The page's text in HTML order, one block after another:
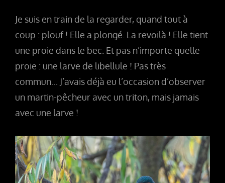
Je suis en train de la regarder, quand tout à
coup : plouf ! Elle a plongé. La revoilà ! Elle tient
une proie dans le bec. Et pas n’importe quelle
proie : une larve de libellule ! Pas très
commun… J’avais déjà eu l’occasion d’observer
un martin-pêcheur avec un triton, mais jamais
avec une larve !